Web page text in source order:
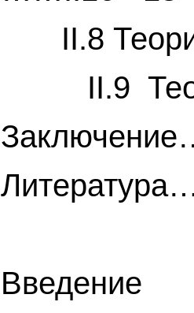
II.8
II.9
Введение